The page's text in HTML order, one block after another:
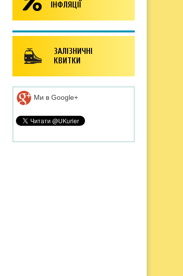
ІНФЛЯЦІЇ
ЗАЛІЗНИЧНІ
КВИТКИ
Ми в Google+